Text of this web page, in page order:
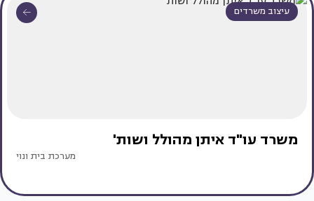
עיצוב משרדים
משרד עו"ד איתן מהולל ושות'
מערכת בית ונוי